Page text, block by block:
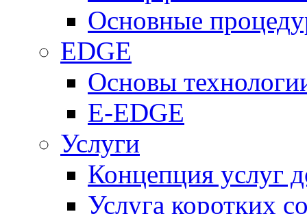
Основные
EDGE
Основы
E-EDGE
Услуги
Концепция услуг
Услуга коротких